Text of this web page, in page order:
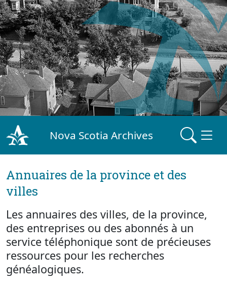
Nova Scotia Archives
Annuaires de la province et des
villes
Les annuaires des villes, de la province,
des entreprises ou des abonnés à un
service téléphonique sont de précieuses
ressources pour les recherches
généalogiques.